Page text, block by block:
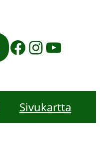
Facebook InstagramYouTube
Sivukartta